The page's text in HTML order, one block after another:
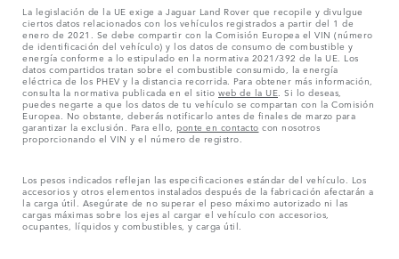
La legislación de la UE exige a Jaguar Land Rover que recopile y divulgue
ciertos datos relacionados con los vehículos registrados a partir del 1 de
enero de 2021. Se debe compartir con la Comisión Europea el VIN (número
de identificación del vehículo) y los datos de consumo de combustible y
energía conforme a lo estipulado en la normativa 2021/392 de la UE. Los
datos compartidos tratan sobre el combustible consumido, la energía
eléctrica de los PHEV y la distancia recorrida. Para obtener más información,
consulta la normativa publicada en el sitio web de la UE . Si lo deseas,
puedes negarte a que los datos de tu vehículo se compartan con la Comisión
Europea. No obstante, deberás notificarlo antes de finales de marzo para
garantizar la exclusión. Para ello, ponte en contacto con nosotros
proporcionando el VIN y el número de registro.
Los pesos indicados reflejan las especificaciones estándar del vehículo. Los
accesorios y otros elementos instalados después de la fabricación afectarán a
la carga útil. Asegúrate de no superar el peso máximo autorizado ni las
cargas máximas sobre los ejes al cargar el vehículo con accesorios,
ocupantes, líquidos y combustibles, y carga útil.